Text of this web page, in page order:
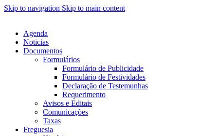
Skip to navigation Skip to main content
Agenda
Noticias
Documentos
Formulários
Formulário de Publicidade
Formulário de Festividades
Declaração de Testemunhas
Requerimento
Avisos e Editais
Comunicações
Taxas
Freguesia